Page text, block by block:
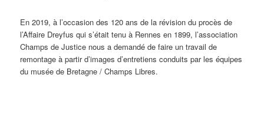
En 2019, à l’occasion des 120 ans de la révision du procès de
l’Affaire Dreyfus qui s’était tenu à Rennes en 1899, l’association
Champs de Justice nous a demandé de faire un travail de
remontage à partir d’images d’entretiens conduits par les équipes
du musée de Bretagne / Champs Libres.